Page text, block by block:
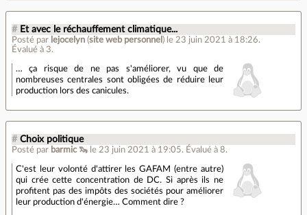
# Et avec le réchauffement climatique...
Posté par lejocelyn (site web personnel ) le 23 juin 2021 à 18:26.
Évalué à 3.
… ça risque de ne pas s'améliorer, vu que de
nombreuses centrales sont obligées de réduire leur
production lors des canicules.
# Choix politique
Posté par barmic 🦦 le 23 juin 2021 à 19:05. Évalué à 8.
C'est leur volonté d'attirer les GAFAM (entre autre)
qui crée cette concentration de DC. Si après ils ne
profitent pas des impôts des sociétés pour améliorer
leur production d'énergie… Comment dire ?